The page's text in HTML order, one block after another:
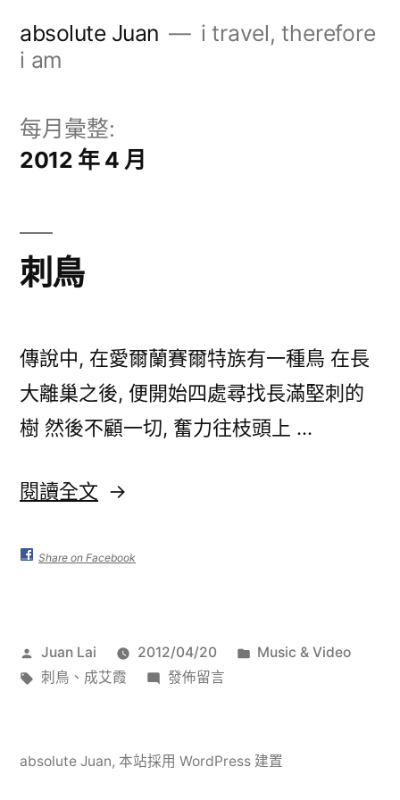
absolute Juan
i travel, therefore
i am
每月彙整:
2012 年 4 月
刺鳥
傳說中, 在愛爾蘭賽爾特族有一種鳥 在長
大離巢之後, 便開始四處尋找長滿堅刺的
樹 然後不顧一切, 奮力往枝頭上 …
閱讀全文 〈刺
Share on Facebook
作
者:
Juan Lai 2012/04/20
分
Music & Video
標
刺鳥 、 成艾霞
在
發佈留言
absolute Juan, 本站採用 WordPress 建置